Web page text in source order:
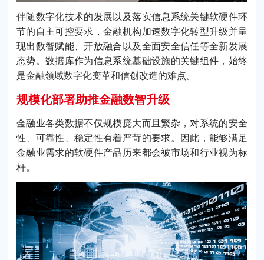
伴随数字化技术的发展以及落实信息系统关键软硬件环
节的自主可控要求，金融机构加速数字化转型升级并呈
现出数智赋能、开放融合以及全面安全信任等全新发展
态势。数据库作为信息系统基础设施的关键组件，始终
是金融领域数字化变革和信创改造的难点。
规模化部署助推金融数智升级
金融业各类数据不仅规模庞大而且繁杂，对系统的安全
性、可靠性、稳定性有着严苛的要求。因此，能够满足
金融业需求的软硬件产品历来都会被市场和行业视为标
杆。